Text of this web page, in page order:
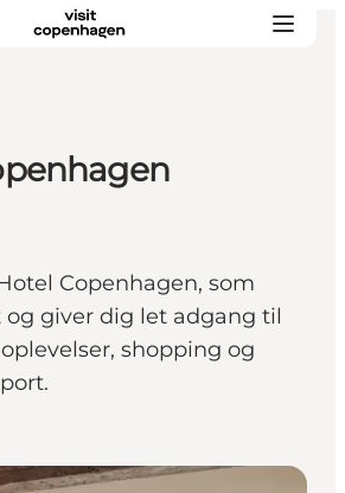
tur
Card
Copenhagen, som
giver dig let adgang til
shopping og